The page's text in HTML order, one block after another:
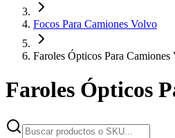
Focos Para Camiones Volvo
Faroles Ópticos Para Camiones
Faroles Ópticos